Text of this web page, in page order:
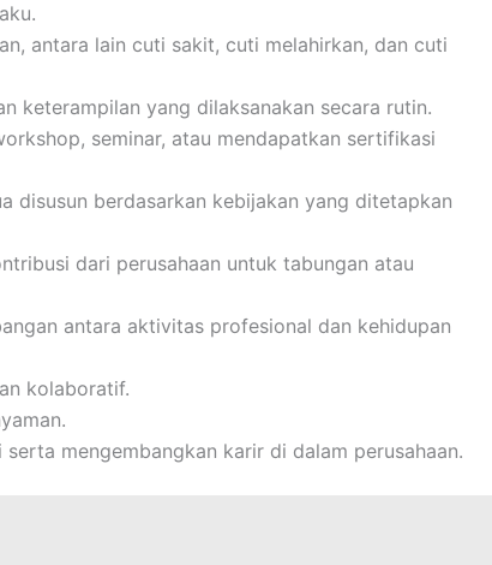
antara lain cuti sakit, cuti melahirkan, dan cuti
keterampilan yang dilaksanakan secara rutin.
seminar, atau mendapatkan sertifikasi
disusun berdasarkan kebijakan yang ditetapkan
dari perusahaan untuk tabungan atau
antara aktivitas profesional dan kehidupan
kolaboratif.
mengembangkan karir di dalam perusahaan.